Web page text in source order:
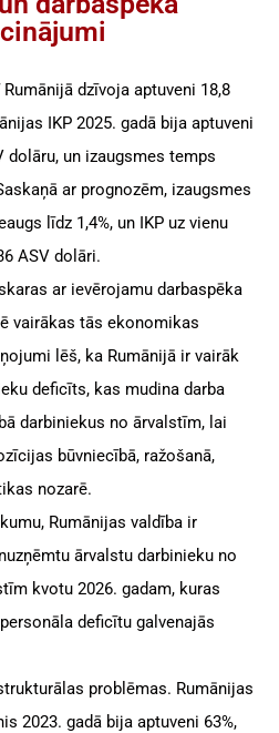
Lielapjoma
Darbinieku
Pieņemšana
Personāla Atlases
Procesa
ārpakalpojumi
Serbija
Bulgārija
Ungārija
Čehijas Republika
dzīvoja aptuveni 18,8
IKP 2025. gadā bija aptuveni
dolāru, un izaugsmes temps
ar prognozēm, izaugsmes
līdz 1,4%, un IKP uz vienu
ASV dolāri.
ar ievērojamu darbaspēka
vairākas tās ekonomikas
lēš, ka Rumānijā ir vairāk
deficīts, kas mudina darba
darbiniekus no ārvalstīm, lai
būvniecībā, ražošanā,
nozarē.
Rumānijas valdība ir
ārvalstu darbinieku no
kvotu 2026. gadam, kuras
deficītu galvenajās
problēmas. Rumānijas
2023. gadā bija aptuveni 63%,